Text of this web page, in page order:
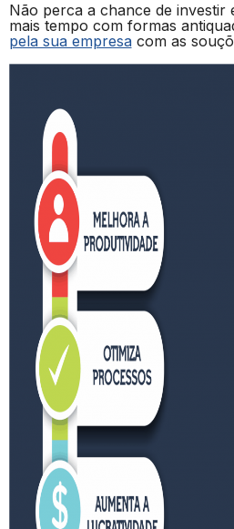
Não perca a chance de investir
mais tempo com formas
pela sua empresacom as